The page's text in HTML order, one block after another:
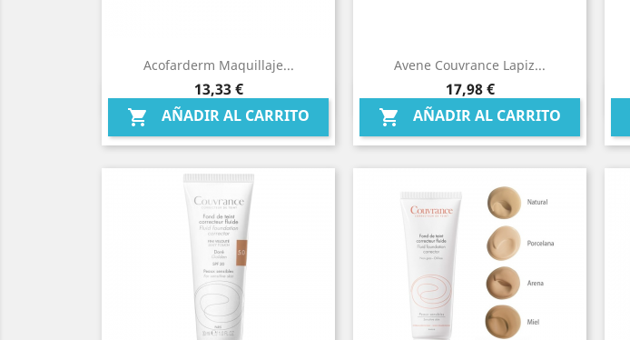
Acofarderm Maquillaje...
Precio
13,33 €
 AÑADIR AL CARRITO
Vista rápida
Avene Couvrance Lapiz...
Precio
17,98 €
 AÑADIR AL CARRITO
Vista rápida